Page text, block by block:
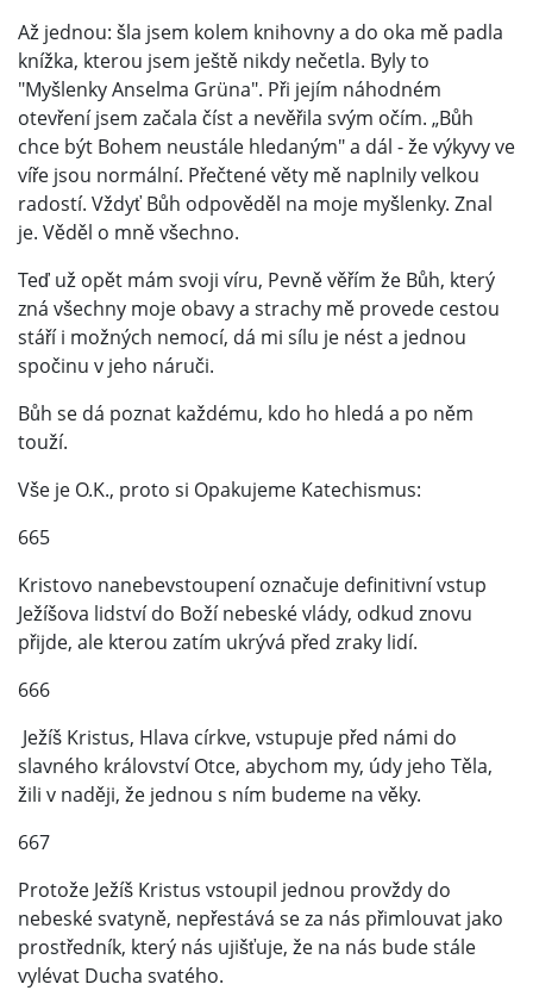
Až jednou: šla jsem kolem knihovny a do oka mě padla
knížka, kterou jsem ještě nikdy nečetla. Byly to
"Myšlenky Anselma Grüna". Při jejím náhodném
otevření jsem začala číst a nevěřila svým očím. „Bůh
chce být Bohem neustále hledaným" a dál - že výkyvy ve
víře jsou normální. Přečtené věty mě naplnily velkou
radostí. Vždyť Bůh odpověděl na moje myšlenky. Znal
je. Věděl o mně všechno.
Teď už opět mám svoji víru, Pevně věřím že Bůh, který
zná všechny moje obavy a strachy mě provede cestou
stáří i možných nemocí, dá mi sílu je nést a jednou
spočinu v jeho náruči.
Bůh se dá poznat každému, kdo ho hledá a po něm
touží.
Vše je O.K., proto si Opakujeme Katechismus:
665
Kristovo nanebevstoupení označuje definitivní vstup
Ježíšova lidství do Boží nebeské vlády, odkud znovu
přijde, ale kterou zatím ukrývá před zraky lidí.
666
Ježíš Kristus, Hlava církve, vstupuje před námi do
slavného království Otce, abychom my, údy jeho Těla,
žili v naději, že jednou s ním budeme na věky.
667
Protože Ježíš Kristus vstoupil jednou provždy do
nebeské svatyně, nepřestává se za nás přimlouvat jako
prostředník, který nás ujišťuje, že na nás bude stále
vylévat Ducha svatého.